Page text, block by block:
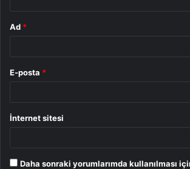
Ad *
E-posta *
İnternet sitesi
Daha sonraki yorumlarımda kullanılması